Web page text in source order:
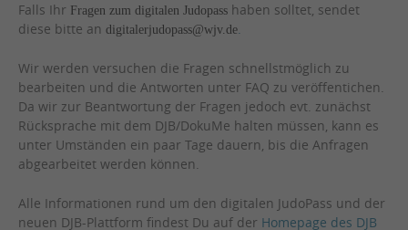
Falls Ihr Fragen zum digitalen Judopass haben solltet, sendet
diese bitte an digitalerjudopass@wjv.de.
Wir werden versuchen die Fragen schnellstmöglich zu
bearbeiten und die Antworten unter FAQ zu veröffentichen.
Da wir zur Beantwortung der Fragen jedoch evt. zunächst
Rücksprache mit dem DJB/DokuMe halten müssen, kann es
unter Umständen ein paar Tage dauern, bis die Anfragen
abgearbeitet werden können.
Alle Informationen rund um den digitalen JudoPass und der
neuen DJB-Plattform findest Du auf der Homepage des DJB